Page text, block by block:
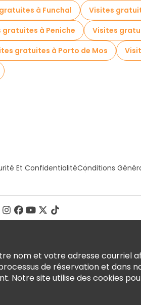
à Funchal Visites
gratuites à Peniche Visites
gratuites à Porto de Mos
Et ConfidentialitéConditions
nom et votre adresse courriel
de réservation et dans
site utilise des cookies